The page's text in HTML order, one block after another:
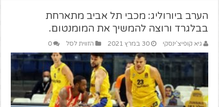
הערב ביורוליג: מכבי תל אביב מתארחת
בבלגרד ורוצה להמשיך את המומנטום.
גיא קופיצ'ינסקי 30 במרץ 2021 הזווית לסל 0